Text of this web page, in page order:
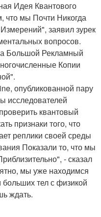
Идея Квантового
что мы Почти Никогда
заявил зурек
вопросов.
Большой Рекламный
Копии
опубликованной пару
исследователей
квантовый
признаки того, что
реплики своей среды
Показали то, что мы
- сказал
мы уже находимся
тел с физикой
ждать.